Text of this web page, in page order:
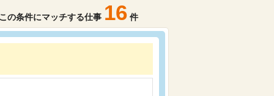
の条件にマッチする仕事 16 件